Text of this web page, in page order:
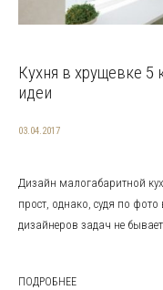
Кухня в хрущевке
идеи
03.04.2017
Дизайн малогабаритной
прост, однако, судя по
дизайнеров задач не
ПОДРОБНЕЕ